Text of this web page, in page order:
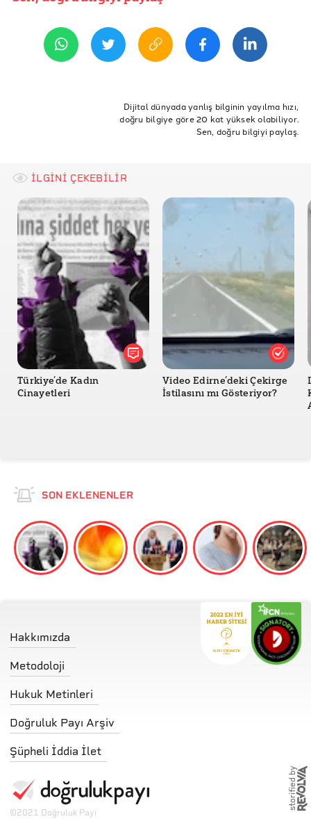
REFERANSLAR
Sinovac
24 Aralık 2020 Bilim Kurulu Toplantısı
The Lancet- Sinovac Faz 3 Ara Sonuçları
sinovac
Dijital dünyada yanlış bilginin yayılma hızı,
doğru bilgiye göre 20 kat yüksek olabiliyor.
Sen, doğru bilgiyi paylaş.
İLGİNİ ÇEKEBİLİR
Türkiye’de Kadın
Cinayetleri
Video Edirne’deki Çekirge
İstilasını mı Gösteriyor?
SON EKLENENLER
Hakkımızda
Metodoloji
Hukuk Metinleri
Doğruluk Payı Arşiv
Şüpheli İddia İlet
©2021 Doğruluk Payı
storified by